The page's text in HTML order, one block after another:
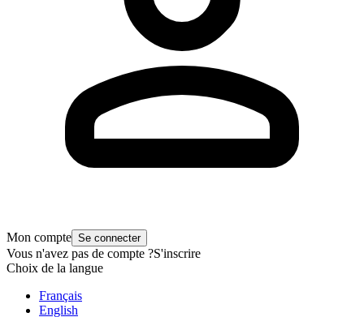
Mon compte Se connecter
Vous n'avez pas de compte ?S'inscrire
Choix de la langue
Français
English